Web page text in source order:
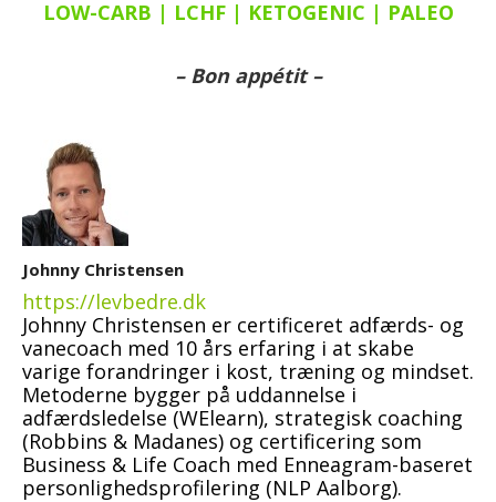
LOW-CARB | LCHF | KETOGENIC | PALEO
– Bon appétit –
Johnny Christensen
https://levbedre.dk
Johnny Christensen er certificeret adfærds- og
vanecoach med 10 års erfaring i at skabe
varige forandringer i kost, træning og mindset.
Metoderne bygger på uddannelse i
adfærdsledelse (WElearn), strategisk coaching
(Robbins & Madanes) og certificering som
Business & Life Coach med Enneagram-baseret
personlighedsprofilering (NLP Aalborg).